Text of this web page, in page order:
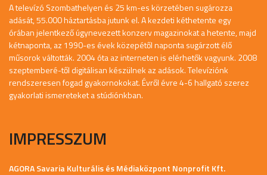
A televízó Szombathelyen és 25 km-es körzetében sugározza
adását, 55.000 háztartásba jutunk el. A kezdeti kéthetente egy
órában jelentkező úgynevezett konzerv magazinokat a hetente, majd
kétnaponta, az 1990-es évek közepétől naponta sugárzott élő
műsorok váltották. 2004 óta az interneten is elérhetők vagyunk. 2008
szeptemberé-től digitálisan készülnek az adások. Televíziónk
rendszeresen fogad gyakornokokat. Évről évre 4-6 hallgató szerez
gyakorlati ismereteket a stúdiónkban.
IMPRESSZUM
AGORA Savaria Kulturális és Médiaközpont Nonprofit Kft.